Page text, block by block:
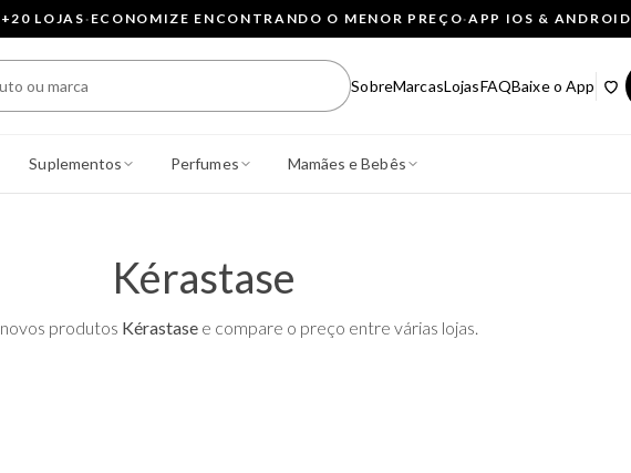
LOJAS· ECONOMIZE ENCONTRANDO O MENOR PREÇO·APP IOS & ANDROID
SobreMarcasLojasFAQBaixe o App
Suplementos Perfumes Mamães e Bebês
Kérastase
produtos Kérastase e compare o preço entre várias lojas.